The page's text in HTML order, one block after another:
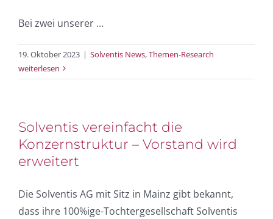
Bei zwei unserer …
19. Oktober 2023 | Solventis News,Themen-Research
weiterlesen
Solventis vereinfacht die
Konzernstruktur – Vorstand wird
erweitert
Die Solventis AG mit Sitz in Mainz gibt bekannt,
dass ihre 100%ige-Tochtergesellschaft Solventis